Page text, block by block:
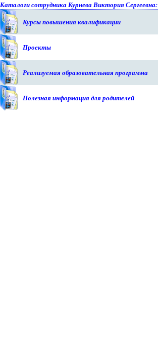
Каталоги сотрудника Курнева Виктория Сергеевна:
Курсы повышения квалификации
Проекты
Реализуемая образовательная программа
Полезная информация для родителей